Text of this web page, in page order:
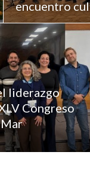
encuentro
liderazgo
Congreso